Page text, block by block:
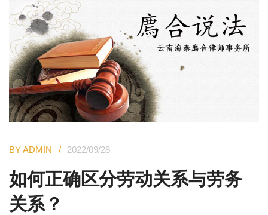
BY ADMIN 2022/09/28
如何正确区分劳动关系与劳务
关系？